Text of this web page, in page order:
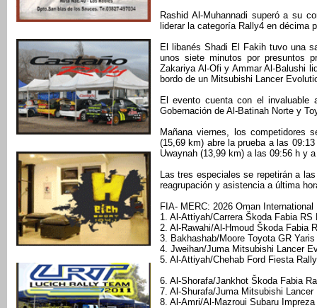
Rashid Al-Muhannadi superó a su
liderar la categoría Rally4 en décima
El libanés Shadi El Fakih tuvo una
unos siete minutos por presuntos
Zakariya Al-Ofi y Ammar Al-Balushi
bordo de un Mitsubishi Lancer
El evento cuenta con el invaluable
Gobernación de Al-Batinah Norte y
Mañana viernes, los competidores
(15,69 km) abre la prueba a las
Uwaynah (13,99 km) a las 09:56 h y
Las tres especiales se repetirán a
reagrupación y asistencia a última
FIA- MERC: 2026 Oman
1. Al-Attiyah/Carrera Škoda Fabia RS
2. Al-Rawahi/Al-Hmoud Škoda Fabia
3. Bakhashab/Moore Toyota GR
4. Jweihan/Juma Mitsubishi Lancer
5. Al-Attiyah/Chehab Ford Fiesta
6. Al-Shorafa/Jankhot Škoda Fabia
7. Al-Shurafa/Juma Mitsubishi
8. Al-Amri/Al-Mazroui Subaru